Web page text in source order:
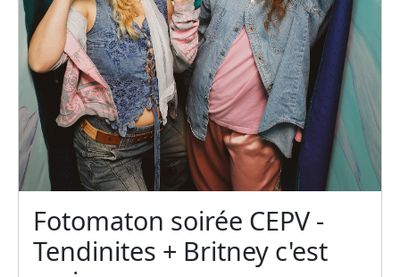
Fotomaton soirée CEPV -
Tendinites + Britney c'est